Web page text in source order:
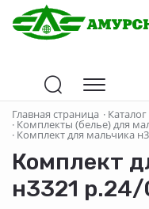
Главная страница · Каталог
· Комплекты (белье) для
· Комплект для мальчика
Комплект
н3321